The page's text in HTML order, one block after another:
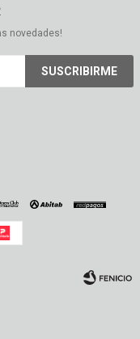
novedades!
SUSCRIBIRME